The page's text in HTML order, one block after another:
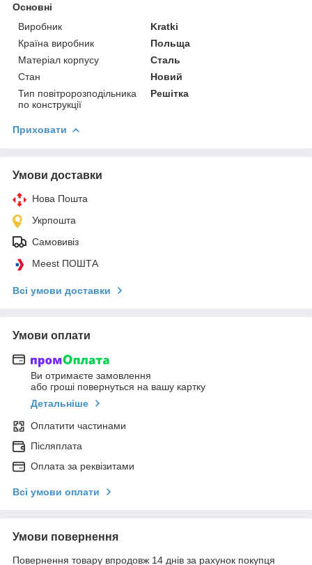
Основні
Виробник
Kratki
Країна виробник
Польща
Матеріал корпусу
Сталь
Стан
Новий
Тип повітророзподільника
по конструкції
Решітка
Приховати
Умови доставки
Нова Пошта
Укрпошта
Самовивіз
Meest ПОШТА
Всі умови доставки
Умови оплати
Ви отримаєте замовлення
або гроші повернуться на вашу картку
Детальніше
Оплатити частинами
Післяплата
Оплата за реквізитами
Всі умови оплати
Умови повернення
Повернення товару впродовж 14 днів за рахунок покупця